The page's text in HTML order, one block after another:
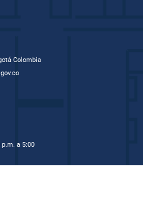
Colombia
a 5:00